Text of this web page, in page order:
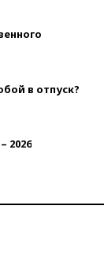
в отпуск?
2026